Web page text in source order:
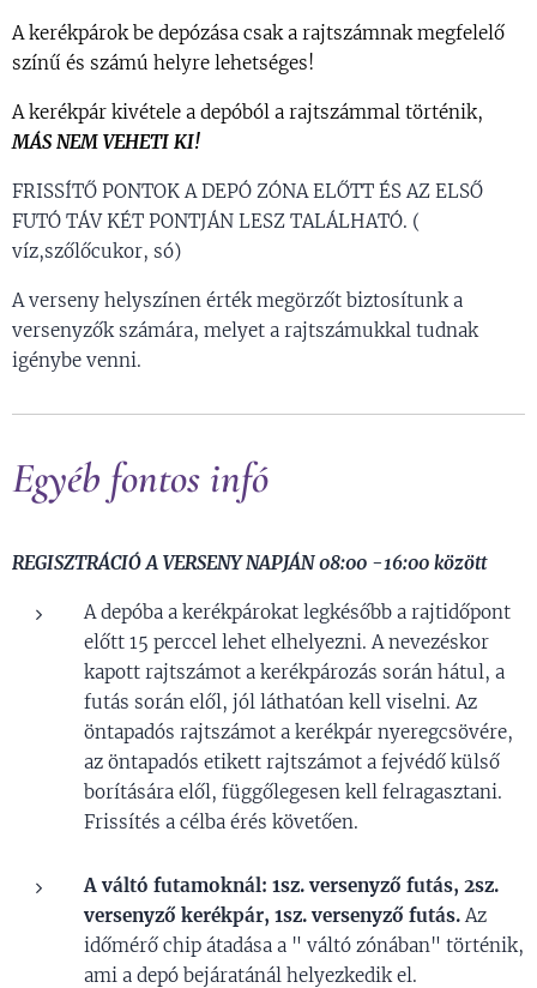
A kerékpárok be depózása csak a rajtszámnak megfelelő
színű és számú helyre lehetséges!
A kerékpár kivétele a depóból a rajtszámmal történik,
MÁS NEM VEHETI KI!
FRISSÍTŐ PONTOK A DEPÓ ZÓNA ELŐTT ÉS AZ ELSŐ
FUTÓ TÁV KÉT PONTJÁN LESZ TALÁLHATÓ. (
víz,szőlőcukor, só)
A verseny helyszínen érték megörzőt biztosítunk a
versenyzők számára, melyet a rajtszámukkal tudnak
igénybe venni.
Egyéb fontos infó
REGISZTRÁCIÓ A VERSENY NAPJÁN 08:00 -16:00 között
A depóba a kerékpárokat legkésőbb a rajtidőpont
előtt 15 perccel lehet elhelyezni. A nevezéskor
kapott rajtszámot a kerékpározás során hátul, a
futás során elől, jól láthatóan kell viselni. Az
öntapadós rajtszámot a kerékpár nyeregcsövére,
az öntapadós etikett rajtszámot a fejvédő külső
borítására elől, függőlegesen kell felragasztani.
Frissítés a célba érés követően.
A váltó futamoknál: 1sz. versenyző futás, 2sz.
versenyző kerékpár, 1sz. versenyző futás.Az
időmérő chip átadása a " váltó zónában" történik,
ami a depó bejáratánál helyezkedik el.